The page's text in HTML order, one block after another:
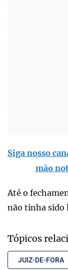
Siga nosso
mão
Até o
não tinha sido
Tópicos
JUIZ-DE-FORA